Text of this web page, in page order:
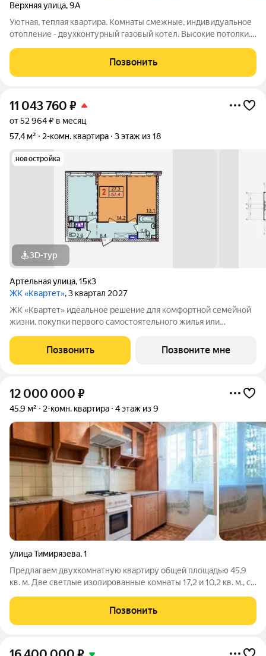
Верхняя улица,9А
Уютная, теплая квартира. Комнаты смежные, индивидуальное
отопление - двухконтурный газовый котел. Высокие потолки.
отделаны плиткой. Полы деревянные. Окна в комнатах
пластиковые, на кухне
Позвонить
11 043 760 ₽
от 52 964 ₽ в месяц
57,4 м²
2-комн. квартира 3 этаж из 18
новостройка
3D-тур
Артельная улица,15к3
ЖК «Квартет», 3 квартал 2027
ЖК «Квартет» идеальное решение для комфортной семейной
жизни, покупки первого самостоятельного жилья или
комфорт-класса с эргономичными планировками, большим
выбором квартир и закрытым
Позвонить Позвоните мне
12 000 000 ₽
45,9 м² 2-комн. квартира 4 этаж из 9
улица Тимирязева,1
Предлагаем двухкомнатную квартиру общей площадью 45,9
кв. м. Две светлые изолированные комнаты 17,2 и 10,2 кв. м., с
к центру и тихий, спокойный район. В шаговой доступности
детские сады №
Позвонить